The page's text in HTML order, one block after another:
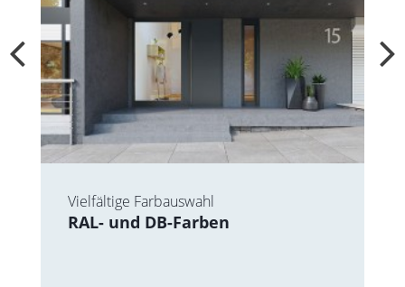
Vielfältige Farbauswahl
RAL- und DB-Farben